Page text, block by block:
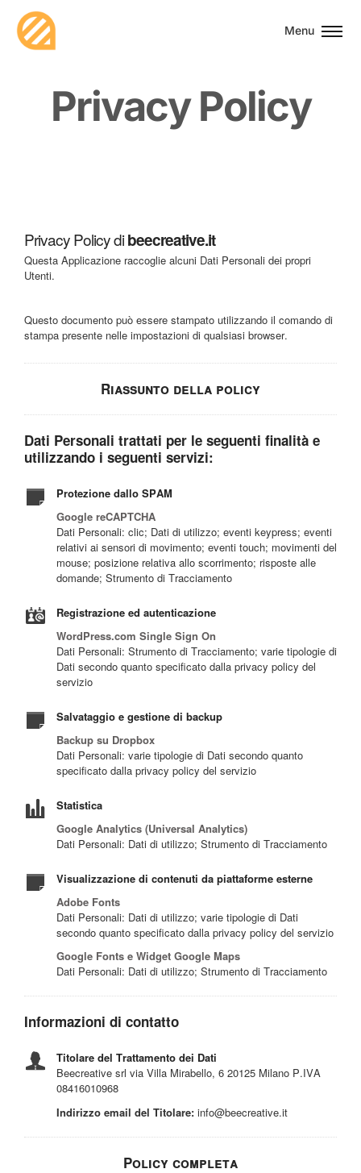
Menu
Privacy Policy
Privacy Policy dibeecreative.it
Questa Applicazione raccoglie alcuni Dati Personali dei propri
Utenti.
Questo documento può essere stampato utilizzando il comando di
stampa presente nelle impostazioni di qualsiasi browser.
Riassunto della policy
Dati Personali trattati per le seguenti finalità e
utilizzando i seguenti servizi:
Protezione dallo SPAM
Google reCAPTCHA
Dati Personali: clic; Dati di utilizzo; eventi keypress; eventi
relativi ai sensori di movimento; eventi touch; movimenti del
mouse; posizione relativa allo scorrimento; risposte alle
domande; Strumento di Tracciamento
Registrazione ed autenticazione
WordPress.com Single Sign On
Dati Personali: Strumento di Tracciamento; varie tipologie di
Dati secondo quanto specificato dalla privacy policy del
servizio
Salvataggio e gestione di backup
Backup su Dropbox
Dati Personali: varie tipologie di Dati secondo quanto
specificato dalla privacy policy del servizio
Statistica
Google Analytics (Universal Analytics)
Dati Personali: Dati di utilizzo; Strumento di Tracciamento
Visualizzazione di contenuti da piattaforme esterne
Adobe Fonts
Dati Personali: Dati di utilizzo; varie tipologie di Dati
secondo quanto specificato dalla privacy policy del servizio
Google Fonts e Widget Google Maps
Dati Personali: Dati di utilizzo; Strumento di Tracciamento
Informazioni di contatto
Titolare del Trattamento dei Dati
Beecreative srl via Villa Mirabello, 6 20125 Milano P.IVA
08416010968
Indirizzo email del Titolare: info@beecreative.it
Policy completa